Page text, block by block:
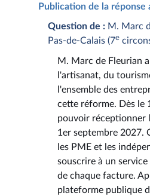
Publication de la
Question de : M. Marc
Pas-de-Calais (7e
M. Marc de Fleurian
l'artisanat, du
l'ensemble des
cette réforme. Dès le
pouvoir réceptionner
1er septembre 2027.
les PME et les
souscrire à un
de chaque facture.
plateforme publique